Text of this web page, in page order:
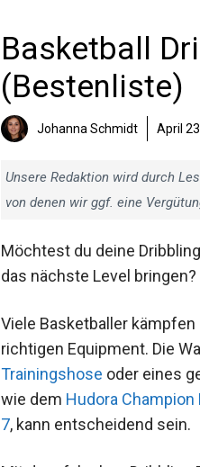
Basketball
(Bestenliste)
Johanna Schmidt April
Unsere Redaktion wird durch
von denen wir ggf. eine
Möchtest du deine
das nächste Level bringen?
Viele Basketballer
richtigen Equipment. Die
Trainingshose oder eines
wie dem Hudora Champion
Größe 7, kann entscheidend